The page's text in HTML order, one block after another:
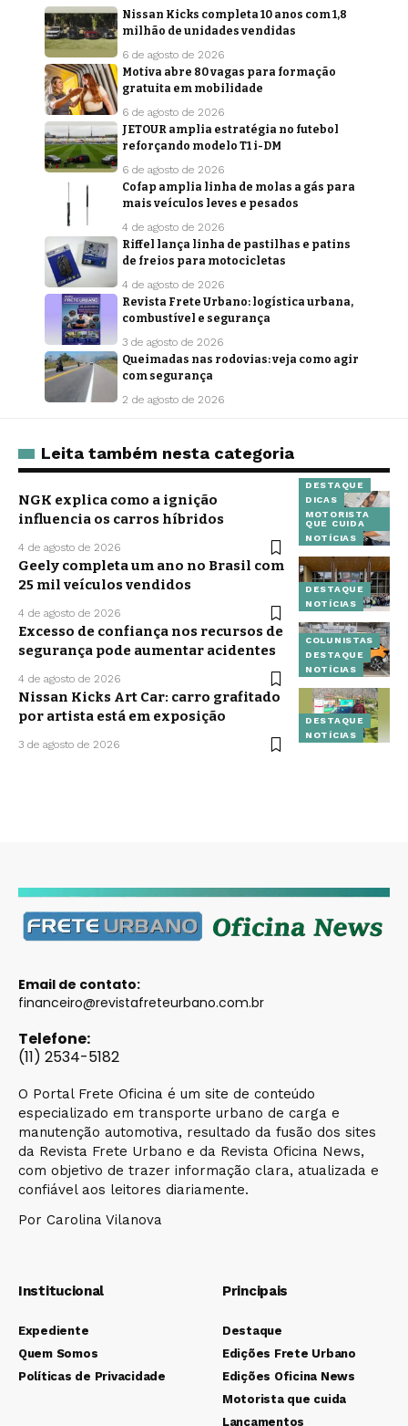
Nissan Kicks completa 10 anos com 1,8
milhão de unidades vendidas
6 de agosto de 2026
Motiva abre 80 vagas para formação
gratuita em mobilidade
6 de agosto de 2026
JETOUR amplia estratégia no futebol
reforçando modelo T1 i-DM
6 de agosto de 2026
Cofap amplia linha de molas a gás para
mais veículos leves e pesados
4 de agosto de 2026
Riffel lança linha de pastilhas e patins
de freios para motocicletas
4 de agosto de 2026
Revista Frete Urbano: logística urbana,
combustível e segurança
3 de agosto de 2026
Queimadas nas rodovias: veja como agir
com segurança
2 de agosto de 2026
Leita também nesta categoria
DESTAQUE
DICAS
MOTORISTA
QUE CUIDA
NOTÍCIAS
NGK explica como a ignição
influencia os carros híbridos
4 de agosto de 2026
DESTAQUE
NOTÍCIAS
Geely completa um ano no Brasil com
25 mil veículos vendidos
4 de agosto de 2026
COLUNISTAS
DESTAQUE
NOTÍCIAS
Excesso de confiança nos recursos de
segurança pode aumentar acidentes
4 de agosto de 2026
DESTAQUE
NOTÍCIAS
Nissan Kicks Art Car: carro grafitado
por artista está em exposição
3 de agosto de 2026
Email de contato:
financeiro@revistafreteurbano.com.br
Telefone:
(11) 2534-5182
O Portal Frete Oficina é um site de conteúdo
especializado em transporte urbano de carga e
manutenção automotiva, resultado da fusão dos sites
da Revista Frete Urbano e da Revista Oficina News,
com objetivo de trazer informação clara, atualizada e
confiável aos leitores diariamente.
Por Carolina Vilanova
Institucional
Expediente
Quem Somos
Políticas de Privacidade
Principais
Destaque
Edições Frete Urbano
Edições Oficina News
Motorista que cuida
Lançamentos